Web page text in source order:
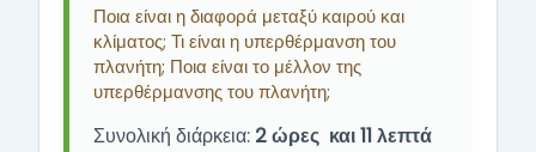
Ποια είναι η διαφορά μεταξύ καιρού και
κλίματος; Τι είναι η υπερθέρμανση του
πλανήτη; Ποια είναι το μέλλον της
υπερθέρμανσης του πλανήτη;
Συνολική διάρκεια: 2 ώρες και 11 λεπτά